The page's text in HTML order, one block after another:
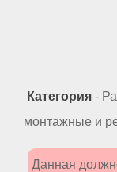
Категория -
монтажные и
Данная